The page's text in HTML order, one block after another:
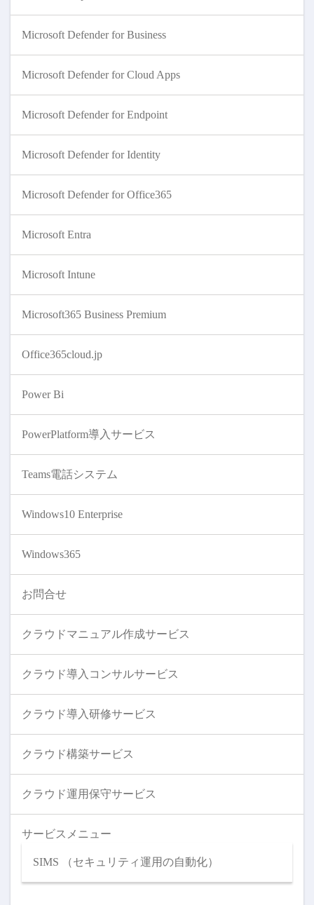
Microsoft Defender for Business
Microsoft Defender for Cloud Apps
Microsoft Defender for Endpoint
Microsoft Defender for Identity
Microsoft Defender for Office365
Microsoft Entra
Microsoft Intune
Microsoft365 Business Premium
Office365cloud.jp
Power Bi
PowerPlatform導入サービス
Teams電話システム
Windows10 Enterprise
Windows365
お問合せ
クラウドマニュアル作成サービス
クラウド導入コンサルサービス
クラウド導入研修サービス
クラウド構築サービス
クラウド運用保守サービス
サービスメニュー
SIMS （セキュリティ運用の自動化）